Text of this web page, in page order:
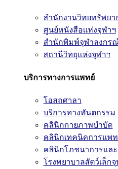
สำนักงานวิทยทรัพย
ศูนย์หนังสือแห่งจุฬาฯ
สำนักพิมพ์จุฬาลงกร
สถานีวิทยุแห่งจุฬาฯ
บริการทางการแพทย์
โอสถศาลา
บริการทางทันตกรรม
คลินิกกายภาพบำบัด
คลินิกเทคนิคการแพ
คลินิกโภชนาการแล
โรงพยาบาลสัตว์เล็กจุ